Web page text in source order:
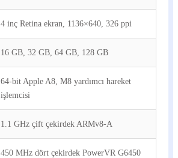
4 inç Retina ekran, 1136×640, 326 ppi
16 GB, 32 GB, 64 GB, 128 GB
64-bit Apple A8, M8 yardımcı hareket
işlemcisi
1.1 GHz çift çekirdek ARMv8-A
450 MHz dört çekirdek PowerVR G6450